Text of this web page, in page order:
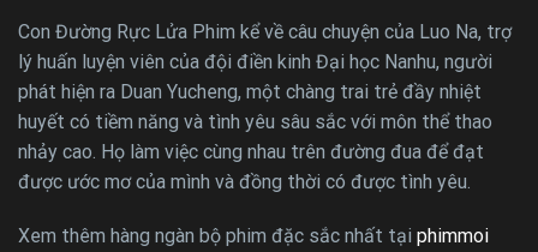
Con Đường Rực Lửa Phim kể về câu chuyện của Luo Na, trợ
lý huấn luyện viên của đội điền kinh Đại học Nanhu, người
phát hiện ra Duan Yucheng, một chàng trai trẻ đầy nhiệt
huyết có tiềm năng và tình yêu sâu sắc với môn thể thao
nhảy cao. Họ làm việc cùng nhau trên đường đua để đạt
được ước mơ của mình và đồng thời có được tình yêu.
Xem thêm hàng ngàn bộ phim đặc sắc nhất tại phimmoi